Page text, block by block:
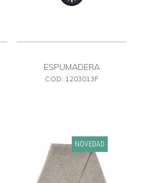
ESPUMADERA
COD: 1203013F
NOVEDAD